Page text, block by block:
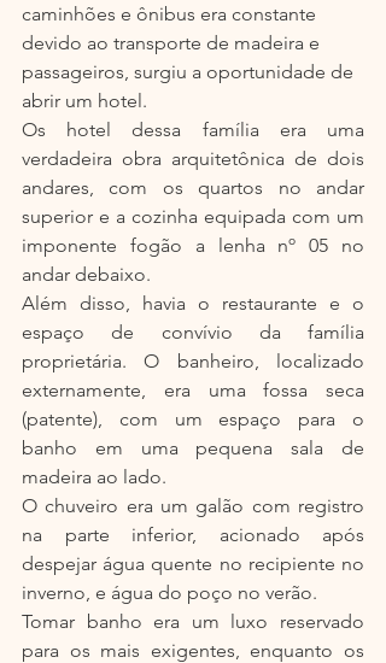
caminhões e ônibus era constante
devido ao transporte de madeira e
passageiros, surgiu a oportunidade de
abrir um hotel.
Os hotel dessa família era uma
verdadeira obra arquitetônica de dois
andares, com os quartos no andar
superior e a cozinha equipada com um
imponente fogão a lenha nº 05 no
andar debaixo.
Além disso, havia o restaurante e o
espaço de convívio da família
proprietária. O banheiro, localizado
externamente, era uma fossa seca
(patente), com um espaço para o
banho em uma pequena sala de
madeira ao lado.
O chuveiro era um galão com registro
na parte inferior, acionado após
despejar água quente no recipiente no
inverno, e água do poço no verão.
Tomar banho era um luxo reservado
para os mais exigentes, enquanto os